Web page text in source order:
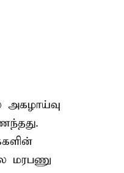
அகழாய்வு
மரபணு